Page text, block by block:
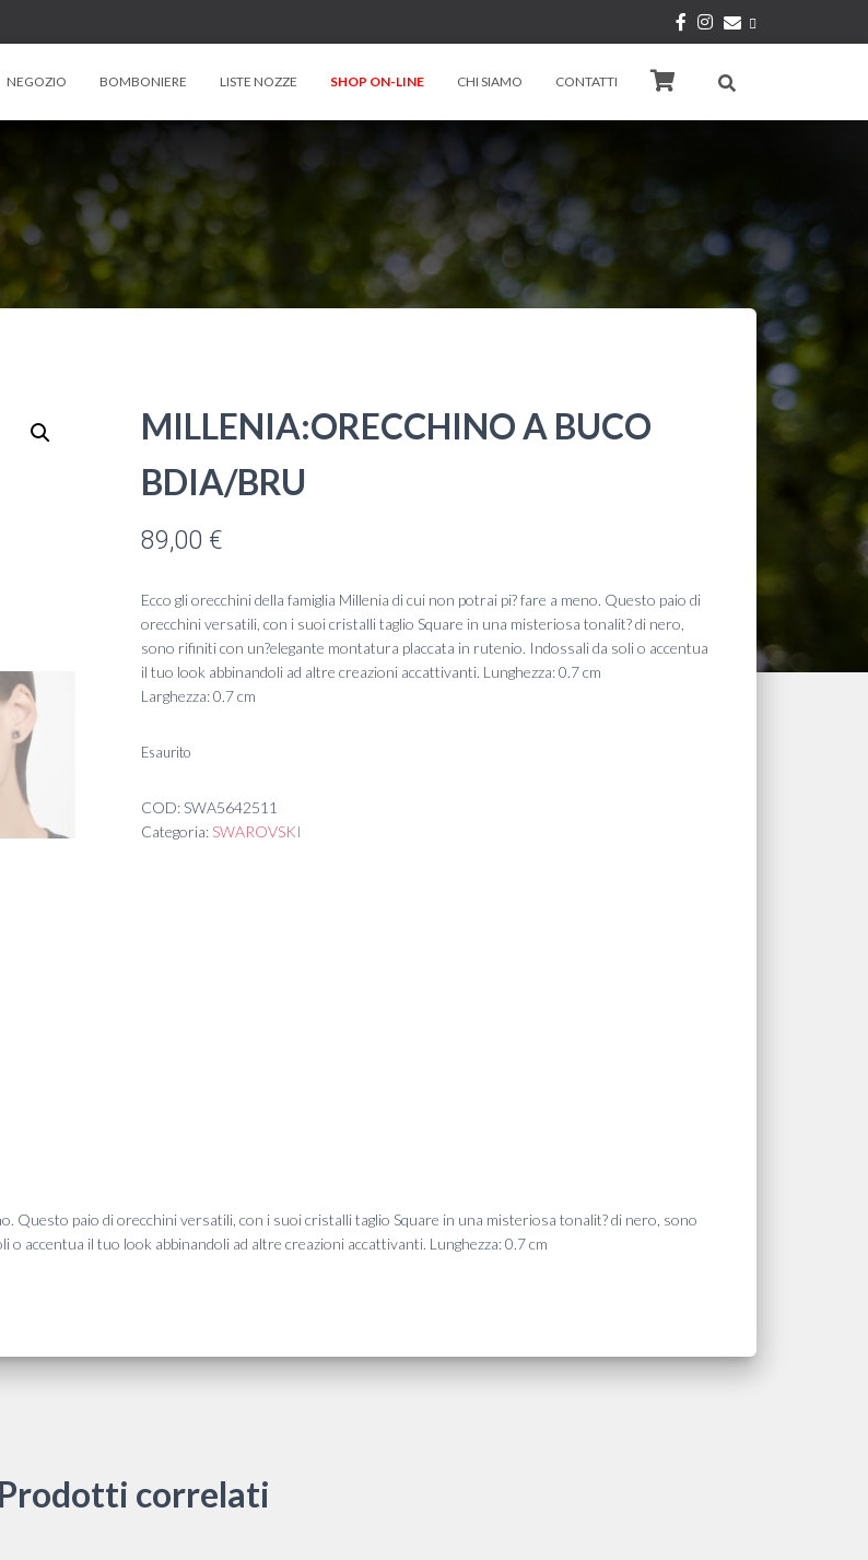
NEGOZIO BOMBONIERE LISTE NOZZE SHOP ON-LINE CHI SIAMO CONTATTI
MILLENIA:ORECCHINO A BUCO
BDIA/BRU
89,00 €
Ecco gli orecchini della famiglia Millenia di cui non potrai pi? fare a meno. Questo paio di
orecchini versatili, con i suoi cristalli taglio Square in una misteriosa tonalit? di nero,
sono rifiniti con un?elegante montatura placcata in rutenio. Indossali da soli o accentua
il tuo look abbinandoli ad altre creazioni accattivanti. Lunghezza: 0.7 cm
Larghezza: 0.7 cm
Esaurito
COD: SWA5642511
Categoria: SWAROVSKI
Questo paio di orecchini versatili, con i suoi cristalli taglio Square in una misteriosa tonalit? di nero, sono
accentua il tuo look abbinandoli ad altre creazioni accattivanti. Lunghezza: 0.7 cm
Prodotti correlati